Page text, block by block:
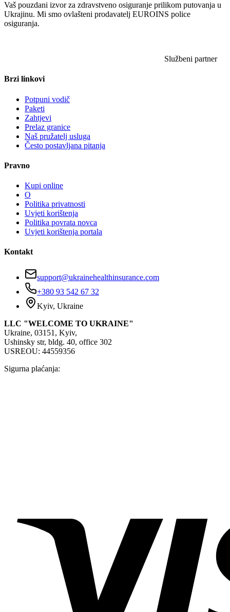
Vaš pouzdani izvor za zdravstveno osiguranje prilikom putovanja u
Ukrajinu. Mi smo ovlašteni prodavatelj EUROINS police
osiguranja.
Službeni partner
Brzi linkovi
Potpuni vodič
Paketi
Zahtjevi
Prelaz granice
Naš pružatelj usluga
Često postavljana pitanja
Pravno
Kupi online
O
Politika privatnosti
Uvjeti korištenja
Politika povrata novca
Uvjeti korištenja portala
Kontakt
support@ukrainehealthinsurance.com
+380 93 542 67 32
Kyiv, Ukraine
LLC "WELCOME TO UKRAINE"
Ukraine, 03151, Kyiv,
Ushinsky str, bldg. 40, office 302
USREOU: 44559356
Sigurna plaćanja: